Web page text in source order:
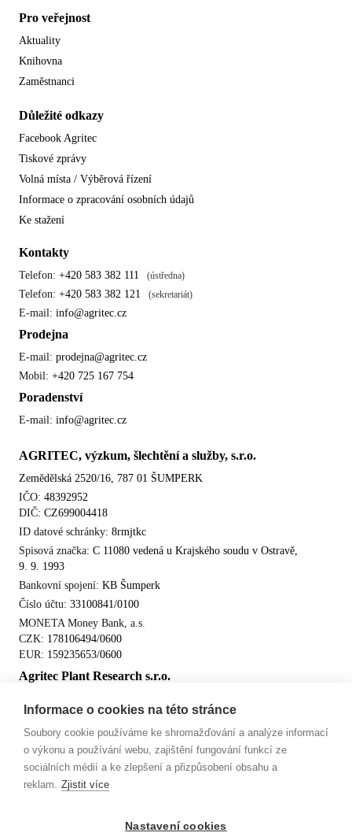
Pro veřejnost
Aktuality
Knihovna
Zaměstnanci
Důležité odkazy
Facebook Agritec
Tiskové zprávy
Volná místa / Výběrová řízení
Informace o zpracování osobních údajů
Ke stažení
Kontakty
Telefon: +420 583 382 111 (ústředna)
Telefon: +420 583 382 121 (sekretariát)
E-mail: info@agritec.cz
Prodejna
E-mail: prodejna@agritec.cz
Mobil: +420 725 167 754
Poradenství
E-mail: info@agritec.cz
AGRITEC, výzkum, šlechtění a služby, s.r.o.
Zemědělská 2520/16, 787 01 ŠUMPERK
IČO: 48392952
DIČ: CZ699004418
ID datové schránky: 8rmjtkc
Spisová značka: C 11080 vedená u Krajského soudu v Ostravě,
9. 9. 1993
Bankovní spojení: KB Šumperk
Číslo účtu: 33100841/0100
MONETA Money Bank, a.s.
CZK: 178106494/0600
EUR: 159235653/0600
Agritec Plant Research s.r.o.
IČO:26784246
DIČ:CZ699004418
ID datové schránky:n63jtkm
Spisová značka:C 26228 vedená u Krajského soudu v Ostravě,
9. 10. 2002
Informace o cookies na této stránce
Soubory cookie používáme ke shromažďování a analýze informací
o výkonu a používání webu, zajištění fungování funkcí ze
sociálních médií a ke zlepšení a přizpůsobení obsahu a
reklam. Zjistit více
Nastavení cookies